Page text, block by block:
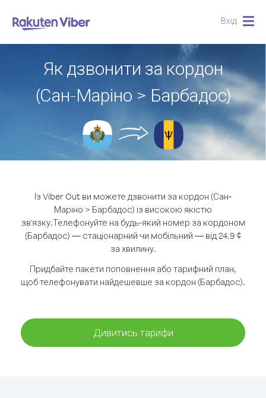
Вхід
Як дзвонити за кордон
(Сан-Маріно > Барбадос)
Із Viber Out ви можете дзвонити за кордон (Сан-
Маріно > Барбадос) із високою якістю
зв'язку.Телефонуйте на будь-який номер за кордоном
(Барбадос) — стаціонарний чи мобільний — від 24.9 ¢
за хвилину.
Придбайте пакети поповнення або тарифний план,
щоб телефонувати найдешевше за кордон (Барбадос).
Дивитись тарифи